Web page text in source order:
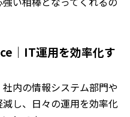
｜IT運用を効率化す
内の情報システム部門や
し、日々の運用を効率化